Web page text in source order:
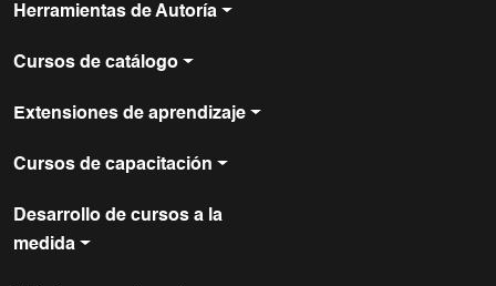
Herramientas de Autoría
Cursos de catálogo
Extensiones de aprendizaje
Cursos de capacitación
Desarrollo de cursos a la
medida